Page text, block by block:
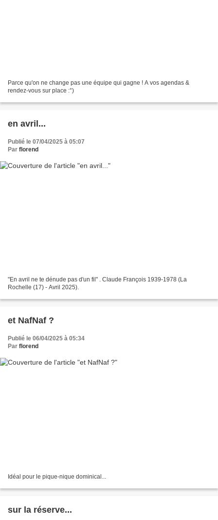
Parce qu'on ne change pas une équipe qui gagne ! A vos agendas &
rendez-vous sur place :°)
en avril...
Publié le 07/04/2025 à 05:07
Par florend
"En avril ne te dénude pas d'un fil" . Claude François 1939-1978 (La
Rochelle (17) - Avril 2025).
et NafNaf ?
Publié le 06/04/2025 à 05:34
Par florend
Idéal pour le pique-nique dominical...
sur la réserve...